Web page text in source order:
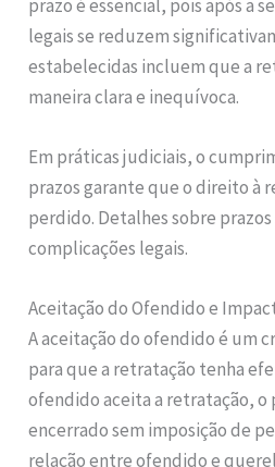
prazo é essencial, pois após a
legais se reduzem
estabelecidas incluem que a
maneira clara e inequívoca.
Em práticas judiciais, o
prazos garante que o direito à
perdido. Detalhes sobre
complicações legais.
Aceitação do Ofendido e
A aceitação do ofendido é um
para que a retratação tenha
ofendido aceita a retratação, o
encerrado sem imposição de
relação entre ofendido e